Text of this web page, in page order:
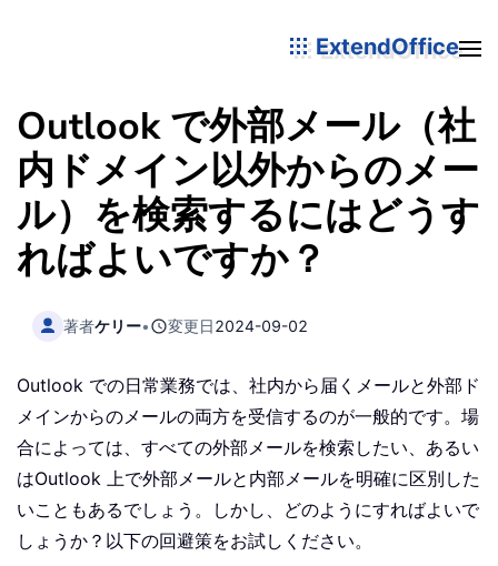
ExtendOffice
Outlook で外部メール（社
内ドメイン以外からのメー
ル）を検索するにはどうす
ればよいですか？
著者ケリー• 変更日2024-09-02
Outlook での日常業務では、社内から届くメールと外部ド
メインからのメールの両方を受信するのが一般的です。場
合によっては、すべての外部メールを検索したい、あるい
はOutlook 上で外部メールと内部メールを明確に区別した
いこともあるでしょう。しかし、どのようにすればよいで
しょうか？以下の回避策をお試しください。